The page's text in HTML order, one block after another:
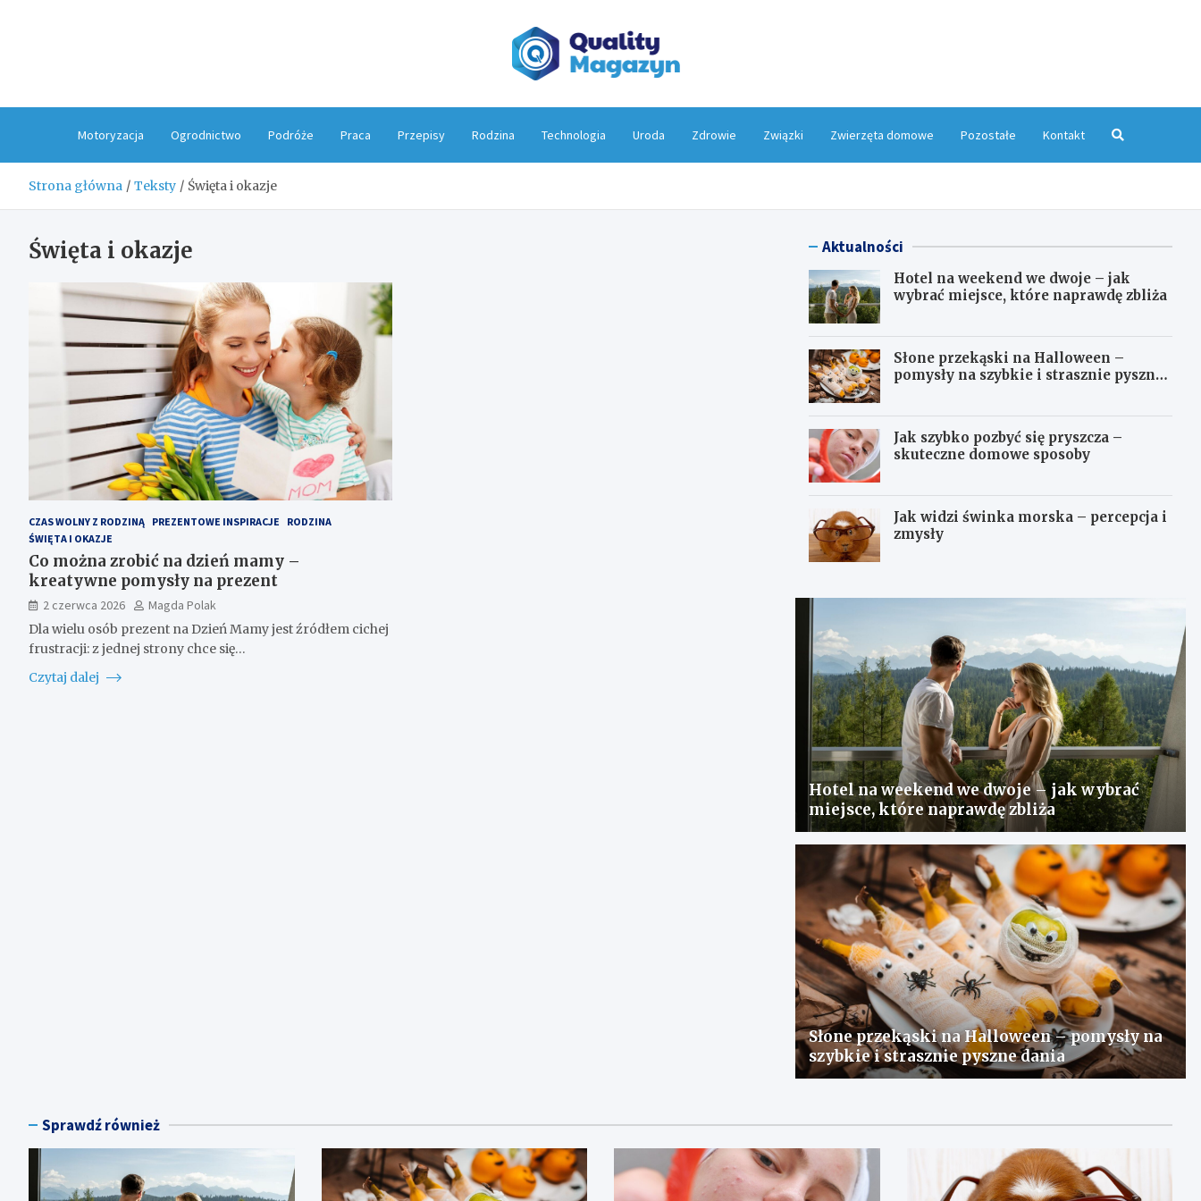
Motoryzacja Ogrodnictwo Podróże Praca Przepisy Rodzina Technologia Uroda Zdrowie Związki Zwierzęta domowe Pozostałe Kontakt
Strona główna Teksty Święta i okazje
Święta i okazje
CZAS WOLNY Z RODZINĄ PREZENTOWE INSPIRACJE
RODZINA
ŚWIĘTA I OKAZJE
Co można zrobić na dzień mamy –
kreatywne pomysły na prezent
2 czerwca 2026
Magda Polak
Dla wielu osób prezent na Dzień Mamy jest źródłem cichej
frustracji: z jednej strony chce się…
Czytaj dalej
Aktualności
Hotel na weekend we dwoje – jak
wybrać miejsce, które naprawdę zbliża
Słone przekąski na Halloween –
pomysły na szybkie i strasznie pyszne
Jak szybko pozbyć się pryszcza –
skuteczne domowe sposoby
Jak widzi świnka morska – percepcja i
zmysły
Hotel na weekend we dwoje – jak wybrać
miejsce, które naprawdę zbliża
Słone przekąski na Halloween – pomysły na
szybkie i strasznie pyszne dania
Sprawdź również